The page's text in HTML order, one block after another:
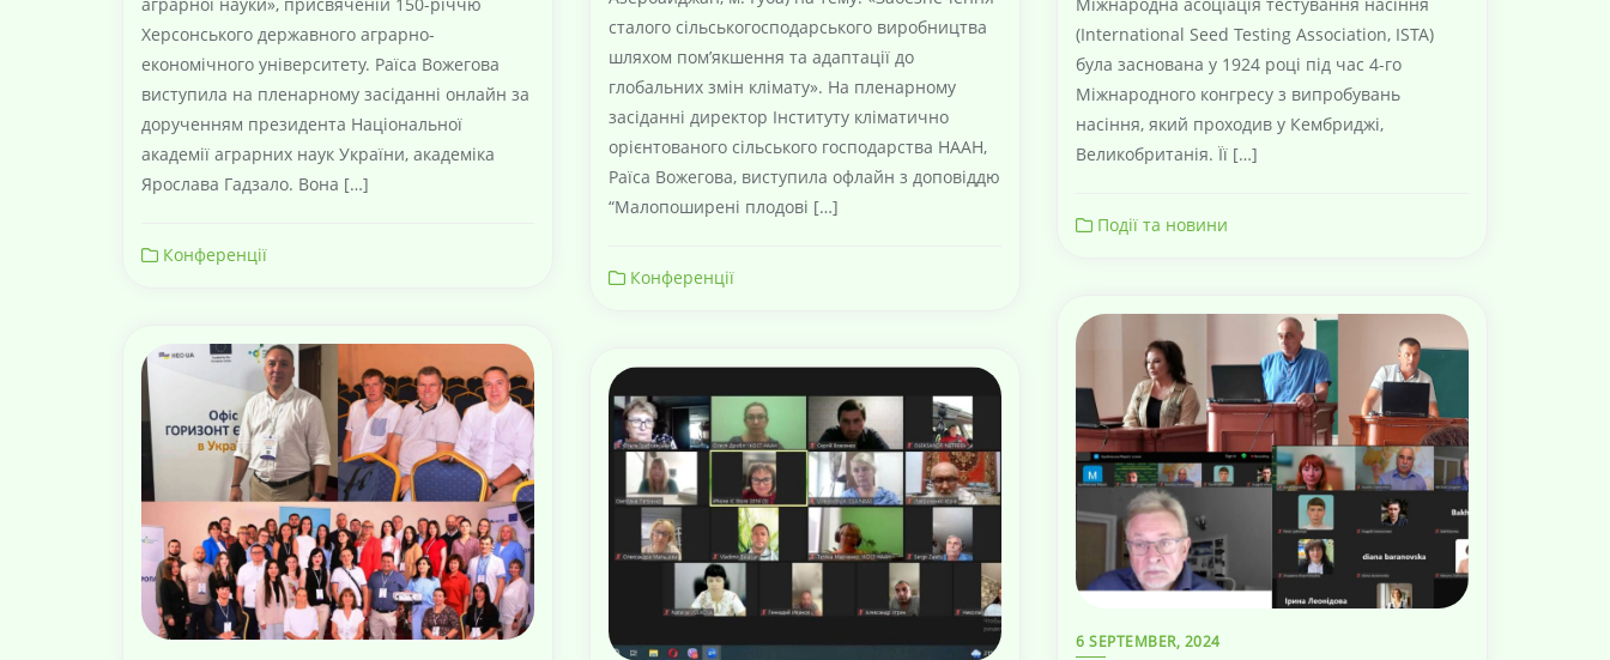
Херсонського державного аграрно-
економічного університету. Раїса Вожегова
виступила на пленарному засіданні онлайн за
дорученням президента Національної
академії аграрних наук України, академіка
Ярослава Гадзало. Вона […]
Конференції
сталого сільськогосподарського виробництва
шляхом пом’якшення та адаптації до
глобальних змін клімату». На пленарному
засіданні директор Інституту кліматично
орієнтованого сільського господарства НААН,
Раїса Вожегова, виступила офлайн з доповіддю
“Малопоширені плодові […]
Конференції
(International Seed Testing Association, ISTA)
була заснована у 1924 році під час 4-го
Міжнародного конгресу з випробувань
насіння, який проходив у Кембриджі,
Великобританія. Її […]
Події та новини
6 SEPTEMBER, 2024